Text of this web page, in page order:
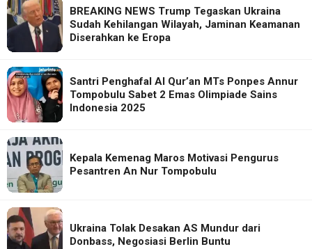
BREAKING NEWS Trump Tegaskan Ukraina
Sudah Kehilangan Wilayah, Jaminan Keamanan
Diserahkan ke Eropa
Santri Penghafal Al Qur’an MTs Ponpes Annur
Tompobulu Sabet 2 Emas Olimpiade Sains
Indonesia 2025
Kepala Kemenag Maros Motivasi Pengurus
Pesantren An Nur Tompobulu
Ukraina Tolak Desakan AS Mundur dari
Donbass, Negosiasi Berlin Buntu